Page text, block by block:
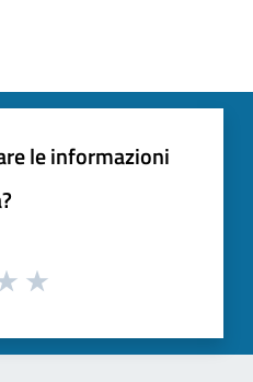
le informazioni